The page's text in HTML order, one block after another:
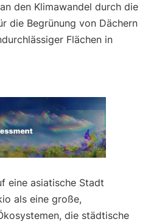
den Klimawandel durch die
die Begrünung von Dächern
Flächen in
eine asiatische Stadt
als eine große,
die städtische